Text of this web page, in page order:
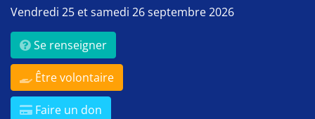
Vendredi 25 et samedi 26 septembre 2026
Se renseigner
Être volontaire
Faire un don